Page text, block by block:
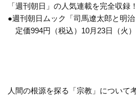
「週刊朝日」の人気連載を完全収録！
●週刊朝日ムック「司馬遼太郎と明治
定価994円（税込）10月23日（火
人間の根源を探る「宗教」について